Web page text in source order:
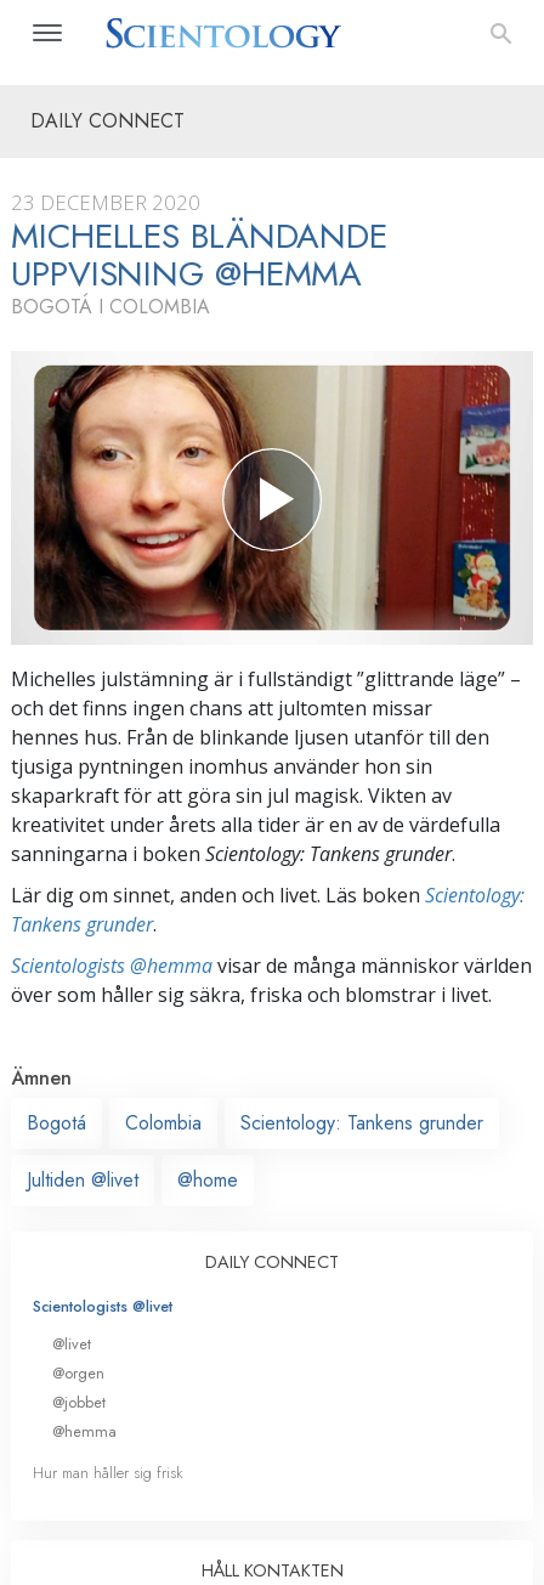
DAILY CONNECT
23 DECEMBER 2020
MICHELLES BLÄNDANDE
UPPVISNING @HEMMA
BOGOTÁ I COLOMBIA
Michelles julstämning är i fullständigt ”glittrande läge” –
och det finns ingen chans att jultomten missar
hennes hus. Från de blinkande ljusen utanför till den
tjusiga pyntningen inomhus använder hon sin
skaparkraft för att göra sin jul magisk. Vikten av
kreativitet under årets alla tider är en av de värdefulla
sanningarna i boken Scientology: Tankens grunder.
Lär dig om sinnet, anden och livet. Läs boken Scientology:
Tankens grunder.
Scientologists @hemmavisar de många människor världen
över som håller sig säkra, friska och blomstrar i livet.
Ämnen
Bogotá
Colombia Scientology: Tankens grunder
Jultiden @livet @home
DAILY CONNECT
Scientologists @livet
@livet
@orgen
@jobbet
@hemma
Hur man håller sig frisk
HÅLL KONTAKTEN